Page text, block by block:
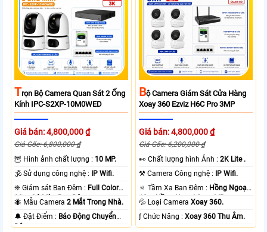
TRọn Bộ Camera Quan Sát 2 Ống
Kính IPC-S2XP-10M0WED
Giá bán: 4,800,000 ₫
Giá Gốc: 6,800,000 ₫
🦉 Hình ảnh chất lượng : 10 MP.
🕉️ Sử dụng công nghệ :
IP Wifi.
❈ Giám sát Ban Đêm : Full Color
20m Có Màu Ban Ðêm.
🐜 Mẫu Camera2 Mắt Trong Nhà.
️🔔 Đặt Điểm : Báo Động Chuyển
Động.
BỘ Camera Giám Sát Cửa Hàng
Xoay 360 Ezviz H6C Pro 3MP
Giá bán: 4,800,000 ₫
Giá Gốc: 6,200,000 ₫
️👀 Chất lượng hình Ảnh :2K Lite .
⚒ Camera Công nghệ :
IP Wifi.
🔅 Tầm Xa Ban Đêm : Hồng Ngoại
10m Hồng Ngoại Smart IR.
💦 Loại CameraXoay 360.
️ƒ Chức Năng :Xoay 360 Thu Âm.